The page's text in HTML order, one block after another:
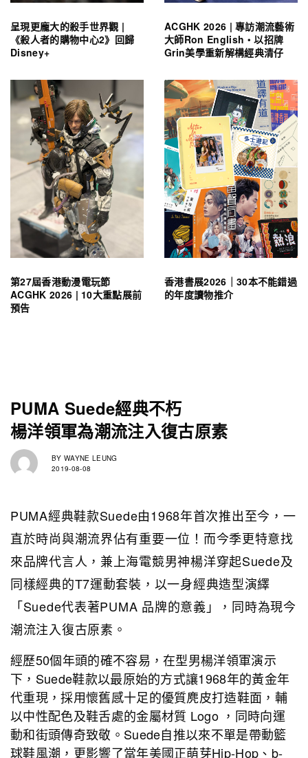
呈現更龐大的殺手世界觀 |
《殺人者的購物中心2》回歸
Disney+
ACGHK 2026 | 專訪潮流藝術
大師Ron English・以招牌
Grin美學重新解構經典清仔
第27屆香港動漫電玩節
ACGHK 2026 | 10大重點展前
預告
香港書展2026｜30本不能錯過
的年度讀物推介
PUMA Suede經典不朽
楊洋領軍為潮流注入復古原素
BY WAYNE LEUNG
2019-08-08
PUMA經典鞋款Suede由1968年首次推出至今，一
直於時尚與潮流界佔有重要一位！而今季更特意找
來品牌代言人，兼上海電競男神楊洋穿起Suede及
同樣經典的T7運動套裝，以一身經典造型演繹
「Suede代表著PUMA 品牌的意義」，同時為現今
潮流注入復古原素。
經歷50個年頭的確不容易，在型男楊洋領軍演示
下，Suede鞋款以最原始的方式讓1968年的黃金年
代重現，採用懷舊感十足的優質麂皮打造鞋面， 輔
以中性配色及鞋舌處的金屬材質 Logo ，同時向運
動和街頭傳奇致敬。Suede自推以來不單是帶動籃
球鞋風潮，更影響了當年美國正萌芽Hip-Hop、b-